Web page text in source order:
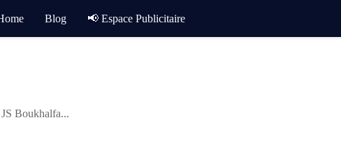
Blog 📢 Espace Publicitaire
Boukhalfa...